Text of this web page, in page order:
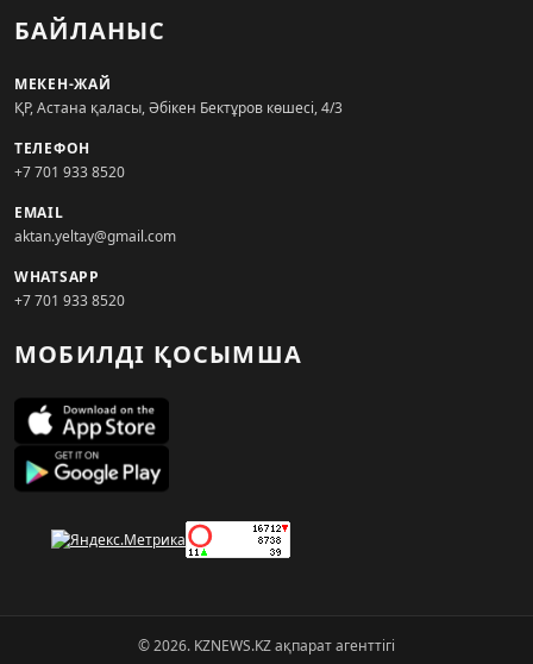
БАЙЛАНЫС
МЕКЕН-ЖАЙ
ҚР, Астана қаласы, Әбікен Бектұров көшесі, 4/3
ТЕЛЕФОН
+7 701 933 8520
EMAIL
aktan.yeltay@gmail.com
WHATSAPP
+7 701 933 8520
МОБИЛДІ ҚОСЫМША
© 2026. KZNEWS.KZ ақпарат агенттігі